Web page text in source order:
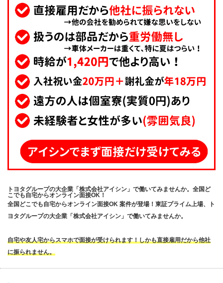
トヨタグループの大企業「株式会社アイシン」で働いてみませんか。全国ど
こでも自宅からオンライン面接OK！
全国どこでも自宅からオンライン面接OK 案件が登場！東証プライム上場、ト
ヨタグループの大企業「株式会社アイシン」で働いてみませんか。
自宅や友人宅からスマホで面接が受けられます！しかも直接雇用だから他社
に振られません。